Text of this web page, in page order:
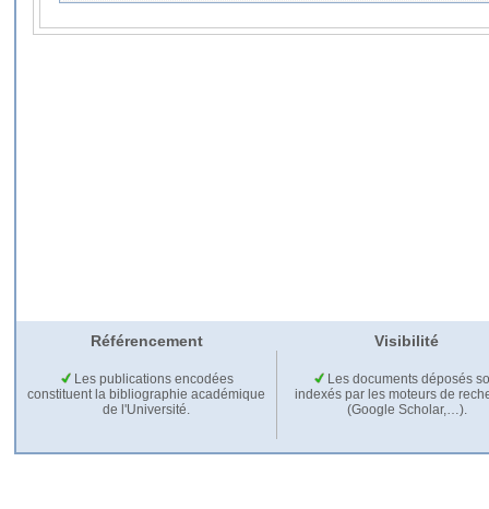
Référencement Visibilité
Les publications encodées
constituent la bibliographie académique
de l'Université.
Les documents déposés
indexés par les moteurs de
(Google Scholar,…).